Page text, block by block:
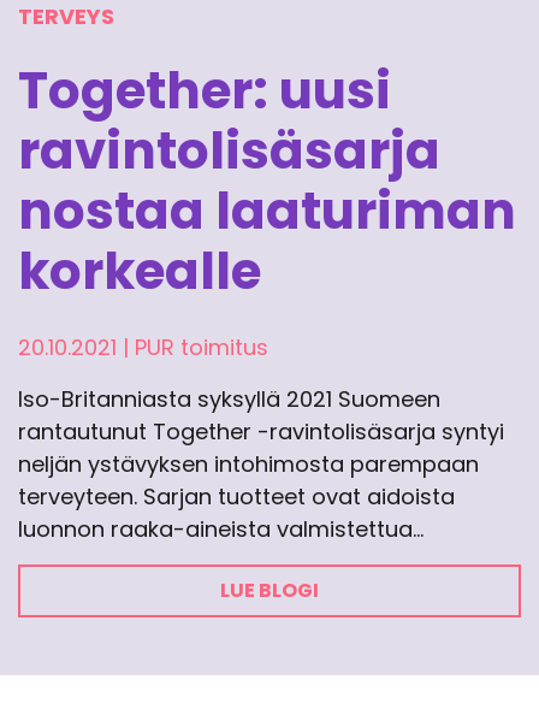
TERVEYS
Together: uusi
ravintolisäsarja
nostaa laaturiman
korkealle
20.10.2021 | PUR toimitus
Iso-Britanniasta syksyllä 2021 Suomeen
rantautunut Together -ravintolisäsarja syntyi
neljän ystävyksen intohimosta parempaan
terveyteen. Sarjan tuotteet ovat aidoista
luonnon raaka-aineista valmistettua…
LUE BLOGI